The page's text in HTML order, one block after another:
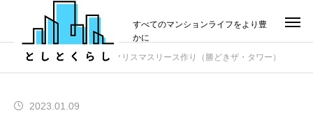
すべてのマンションライフをより豊
かに
投稿
つくる クリスマスリース作り（勝どきザ・タワー）
2023.01.09